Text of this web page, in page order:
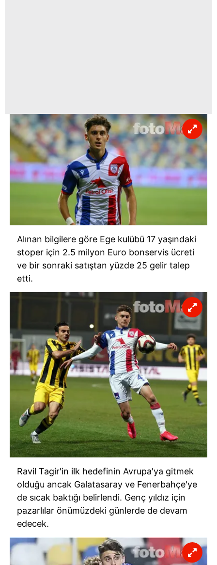
6698 sayılı Kişisel Verilerin Korunması Kanunu uyarınca
hazırlanmış Aydınlatma Metnimizi okumak ve sitemizde
ilgili mevzuata uygun olarak kullanılan çerezlerle ilgili bilgi
almak için lütfen tıklayınız .
Alınan bilgilere göre Ege kulübü 17 yaşındaki
stoper için 2.5 milyon Euro bonservis ücreti
ve bir sonraki satıştan yüzde 25 gelir talep
etti.
Ravil Tagir'in ilk hedefinin Avrupa'ya gitmek
olduğu ancak Galatasaray ve Fenerbahçe'ye
de sıcak baktığı belirlendi. Genç yıldız için
pazarlılar önümüzdeki günlerde de devam
edecek.